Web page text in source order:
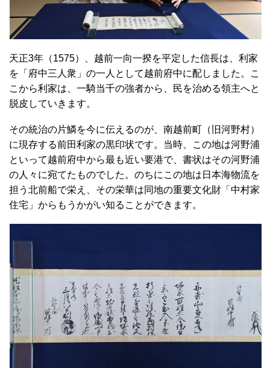
天正3年（1575）、越前一向一揆を平定した信長は、利家
を「府中三人衆」の一人として越前府中に配しました。こ
こから利家は、一騎当千の強者から、民を治める領主へと
脱皮していきます。
その統治の片鱗を今に伝えるのが、南越前町（旧河野村）
に現存する前田利家の黒印状です。当時、この地は河野浦
といって越前府中から最も近い要港で、書状はその河野浦
の人々に宛てたものでした。のちにこの地は日本海物流を
担う北前船で栄え、その栄華は同地の重要文化財「中村家
住宅」からもうかがい知ることができます。